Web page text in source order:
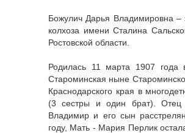
Божулич Дарья Владимировна –
колхоза имени Сталина
Ростовской области.
Родилась 11 марта 1907 года
Староминская ныне
Краснодарского края в
(3 сестры и один брат).
Владимир и его сын
году, Мать - Мария Перлик